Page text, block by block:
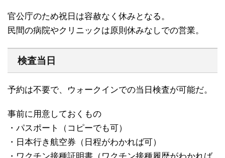
官公庁のため祝日は容赦なく休みとなる。
民間の病院やクリニックは原則休みなしでの営業。
検査当日
予約は不要で、ウォークインでの当日検査が可能だ。
事前に用意しておくもの
・パスポート（コピーでも可）
・日本行き航空券（日程がわかれば可）